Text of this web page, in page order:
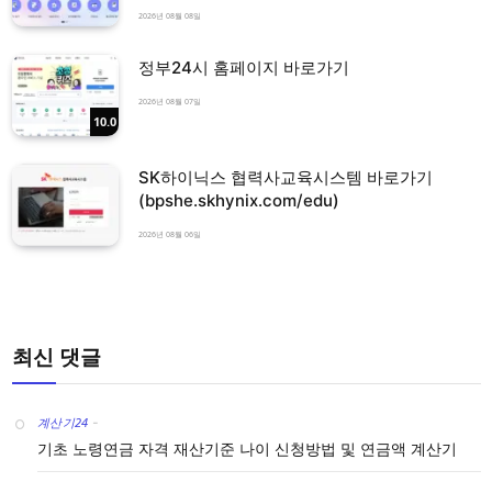
2026년 08월 08일
10.0
정부24시 홈페이지 바로가기
2026년 08월 07일
SK하이닉스 협력사교육시스템 바로가기
(bpshe.skhynix.com/edu)
2026년 08월 06일
최신 댓글
계산기24 -
기초 노령연금 자격 재산기준 나이 신청방법 및 연금액 계산기